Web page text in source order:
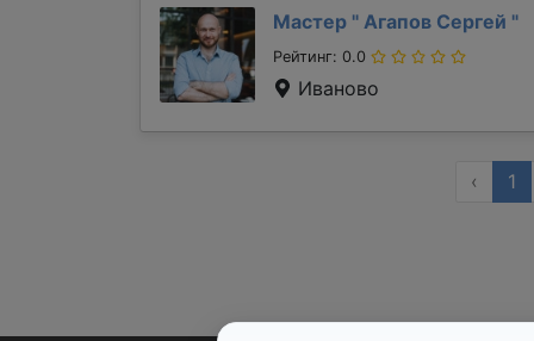
Мастер " Агапов Сергей "
Рейтинг: 0.0
Иваново
‹ 1